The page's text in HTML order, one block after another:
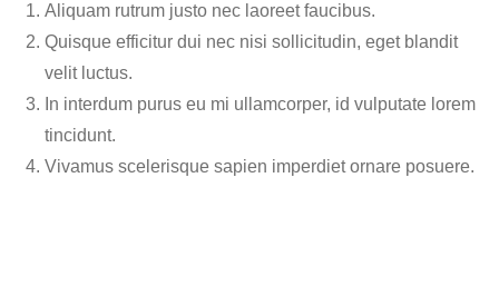
Aliquam rutrum justo nec laoreet faucibus.
Quisque efficitur dui nec nisi sollicitudin, eget blandit
velit luctus.
In interdum purus eu mi ullamcorper, id vulputate lorem
tincidunt.
Vivamus scelerisque sapien imperdiet ornare posuere.